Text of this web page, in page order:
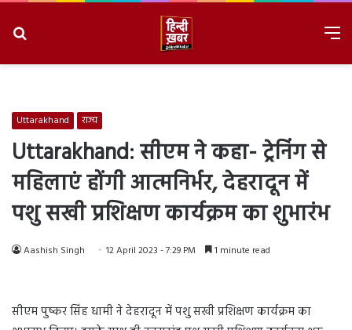
Uttarakhand राज्य
Uttarakhand: सीएम ने कहा- ट्रेनिंग से
महिलाएं होंगी आत्मनिर्भर, देहरादून में
पशु सखी प्रशिक्षण कार्यक्रम का शुभारंभ
Aashish Singh 12 April 2023 - 7:29 PM 1 minute read
सीएम पुष्कर सिंह धामी ने देहरादून में पशु सखी प्रशिक्षण कार्यक्रम का